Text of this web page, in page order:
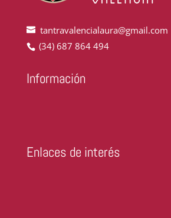
tantravalencialaura@gmail.com
(34) 687 864 494
Información
Enlaces de interés